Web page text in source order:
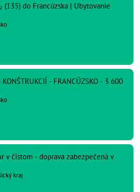
(135) do Francúzska | Ubytovanie
KONŠTRUKCIÍ - FRANCÚZSKO - 3 600
v čistom - doprava zabezpečená v
kraj